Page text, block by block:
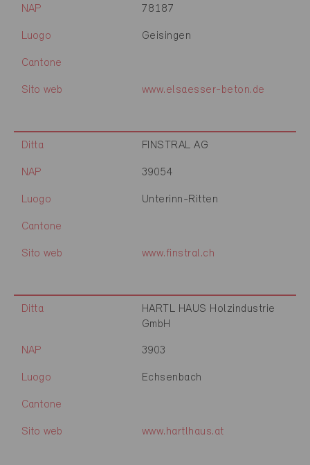
NAP 78187
Luogo Geisingen
Cantone
Sito web www.elsaesser-beton.de
Ditta FINSTRAL AG
NAP 39054
Luogo Unterinn-Ritten
Cantone
Sito web www.finstral.ch
Ditta
HARTL HAUS Holzindustrie
GmbH
NAP 3903
Luogo Echsenbach
Cantone
Sito web www.hartlhaus.at